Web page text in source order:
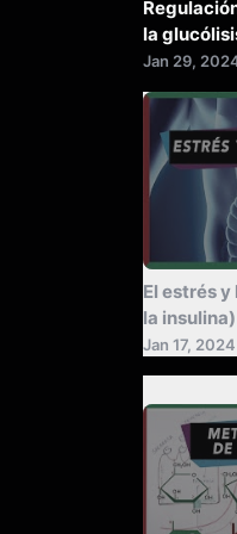
la
Jan 29,
Summarize
El estrés
la insulina)
Jan 17, 2024